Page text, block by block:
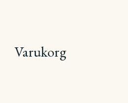
Varukorg